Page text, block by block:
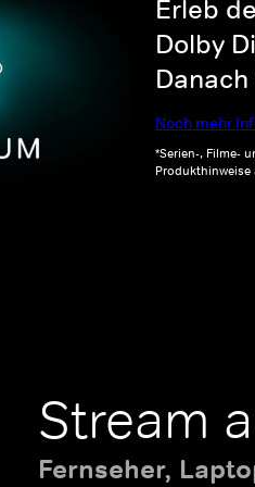
Erleb
Dolby
Noch mehr
*Serien-, Filme-
Stream
Fernseher,